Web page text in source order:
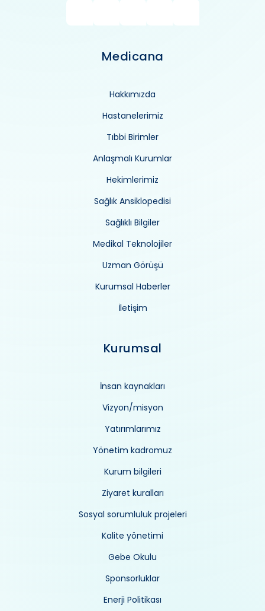
Medicana
Hakkımızda
Hastanelerimiz
Tıbbi Birimler
Anlaşmalı Kurumlar
Hekimlerimiz
Sağlık Ansiklopedisi
Sağlıklı Bilgiler
Medikal Teknolojiler
Uzman Görüşü
Kurumsal Haberler
İletişim
Kurumsal
İnsan kaynakları
Vizyon/misyon
Yatırımlarımız
Yönetim kadromuz
Kurum bilgileri
Ziyaret kuralları
Sosyal sorumluluk projeleri
Kalite yönetimi
Gebe Okulu
Sponsorluklar
Enerji Politikası